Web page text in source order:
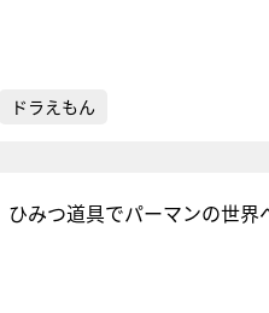
ドラえもん
ひみつ道具でパーマンの世